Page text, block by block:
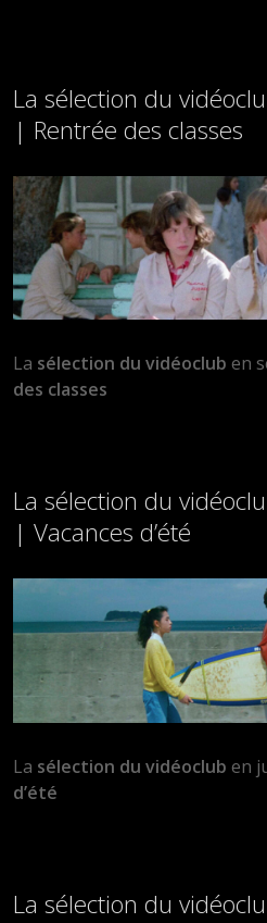
La sélection du
| Rentrée des classes
La sélection du vidéoclub en
des classes
La sélection du
| Vacances d’été
La sélection du vidéoclub en
d’été
La sélection du